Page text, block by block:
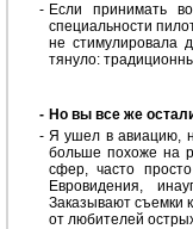
- Если принимать
специальности
не стимулировала
тянуло:
- Но вы все же
- Я ушел в авиацию,
больше похоже на
сфер, часто
Евровидения,
Заказывают съемки
от любителей